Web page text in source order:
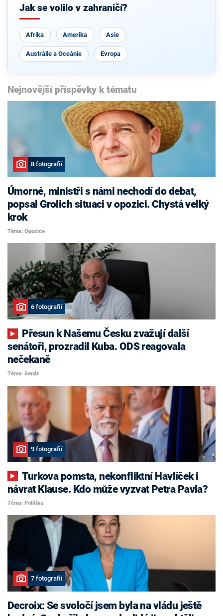
Jak se volilo v zahraničí?
Afrika Amerika Asie
Austrálie a Oceánie Evropa
Nejnovější příspěvky k tématu
8 fotografií
Úmorné, ministři s námi nechodí do debat,
popsal Grolich situaci v opozici. Chystá velký
krok
Téma: Opozice
6 fotografií
senátoři, prozradil Kuba. ODS reagovala
nečekaně
Téma: Senát
9 fotografií
Turkova pomsta, nekonfliktní Havlíček i
návrat Klause. Kdo může vyzvat Petra Pavla?
Téma: Politika
7 fotografií
Decroix: Se svoločí jsem byla na vládu ještě